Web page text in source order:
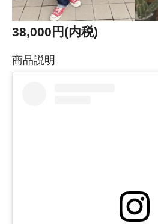
38,000円(内税)
商品説明